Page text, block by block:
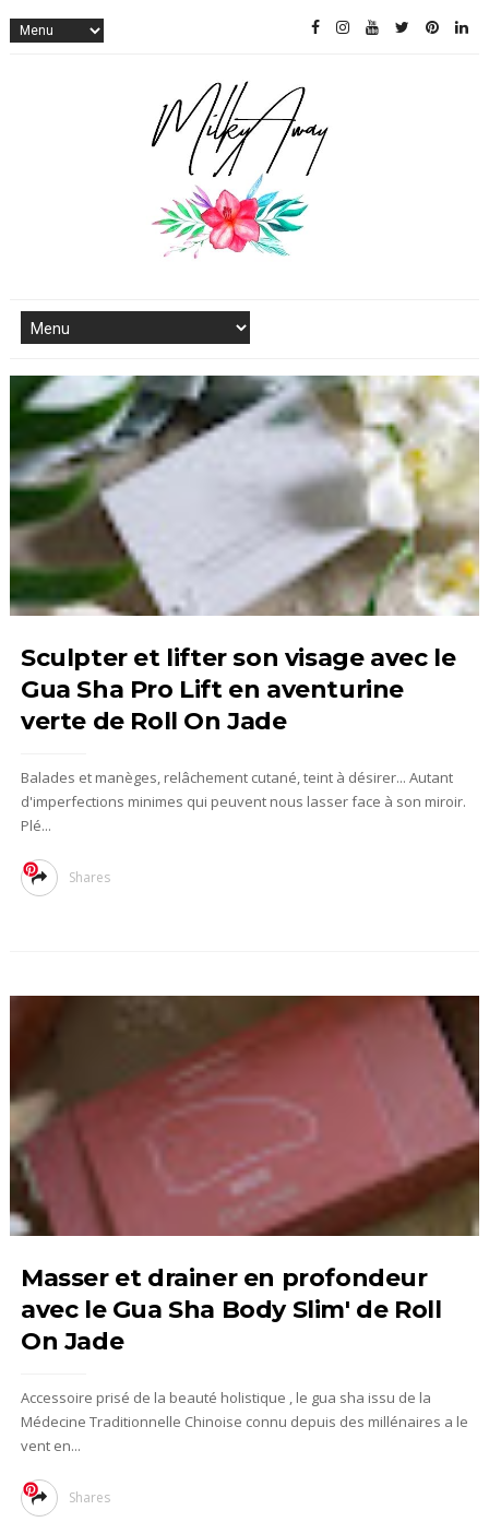
Sculpter et lifter son visage avec le
Gua Sha Pro Lift en aventurine
verte de Roll On Jade
Balades et manèges, relâchement cutané, teint à désirer... Autant
d'imperfections minimes qui peuvent nous lasser face à son miroir.
Plé...
Shares
Masser et drainer en profondeur
avec le Gua Sha Body Slim' de Roll
On Jade
Accessoire prisé de la beauté holistique , le gua sha issu de la
Médecine Traditionnelle Chinoise connu depuis des millénaires a le
vent en...
Shares